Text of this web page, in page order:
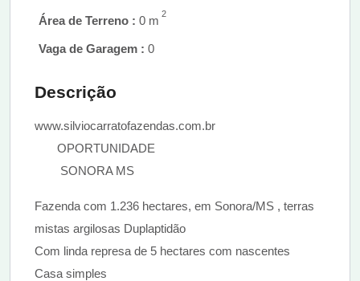
Área de Terreno : 0 m 2
Vaga de Garagem : 0
Descrição
www.silviocarratofazendas.com.br
OPORTUNIDADE
SONORA MS
Fazenda com 1.236 hectares, em Sonora/MS , terras
mistas argilosas Duplaptidão
Com linda represa de 5 hectares com nascentes
Casa simples